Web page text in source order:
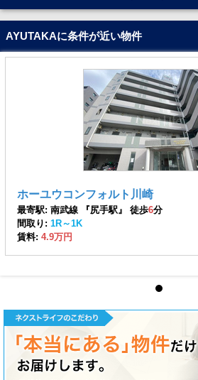
AYUTAKAに条件が近い物件
ホーユウコンフォルト川崎
最寄駅: 南武線 『尻手駅』 徒歩6分
間取り: 1R～1K
賃料: 4.9万円